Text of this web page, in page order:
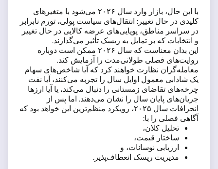
با این حال، بازار وارد سال ۲۰۲۶ می‌شود با متغیرهای
کلیدی در حال تغییر: انتقال‌های سیاست پولی، تورم نابرابر
در سراسر مناطق، پویایی‌های عرضه کالایی در حال تغییر
و انتخابات که بر تمایل به ریسک تأثیر می‌گذارند.
این بدان معناست که سال ۲۰۲۶ ممکن است دوباره
روایت‌های فصلی طولانی‌مدت را آزمایش کند.
معامله‌گران نظارت خواهند کرد که آیا شاخص‌های سهام
یک شادابی معمول اوایل سال را تجربه می‌کنند، آیا نفت
چرخه‌های تقاضای زمستانی را دنبال می‌کند، یا آیا ارزها
جریان‌های پایان سال را نشان می‌دهند. اما پس از
انحرافات سال ۲۰۲۵، رویکرد منظم‌ترین این خواهد بود که
آگاهی فصلی را با:
تحلیل کلان،
ساختار قیمت،
ارزیابی نوسانات، و
مدیریت ریسک انعطاف‌پذیر.